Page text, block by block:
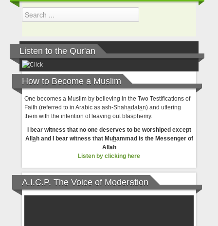
Listen to the Qur'an
How to Become a Muslim
One becomes a Muslim by believing in the Two Testifications of
Faith (referred to in Arabic as ash-Shahadatan) and uttering
them with the intention of leaving out blasphemy.
I bear witness that no one deserves to be worshiped except
All ah and I bear witness that Muhammad is the Messenger of
All ah
Listen by clicking here
A.I.C.P. The Voice of Moderation